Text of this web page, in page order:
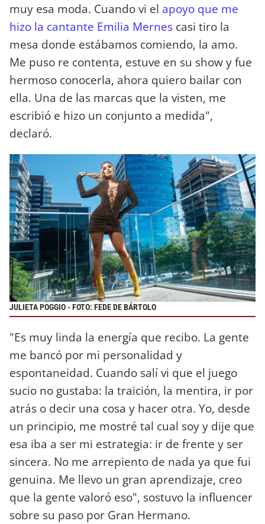
muy esa moda. Cuando vi el apoyo que me
hizo la cantante Emilia Mernes casi tiro la
mesa donde estábamos comiendo, la amo.
Me puso re contenta, estuve en su show y fue
hermoso conocerla, ahora quiero bailar con
ella. Una de las marcas que la visten, me
escribió e hizo un conjunto a medida",
declaró.
JULIETA POGGIO - FOTO: FEDE DE BÁRTOLO
"Es muy linda la energía que recibo. La gente
me bancó por mi personalidad y
espontaneidad. Cuando salí vi que el juego
sucio no gustaba: la traición, la mentira, ir por
atrás o decir una cosa y hacer otra. Yo, desde
un principio, me mostré tal cual soy y dije que
esa iba a ser mi estrategia: ir de frente y ser
sincera. No me arrepiento de nada ya que fui
genuina. Me llevo un gran aprendizaje, creo
que la gente valoró eso", sostuvo la influencer
sobre su paso por Gran Hermano.